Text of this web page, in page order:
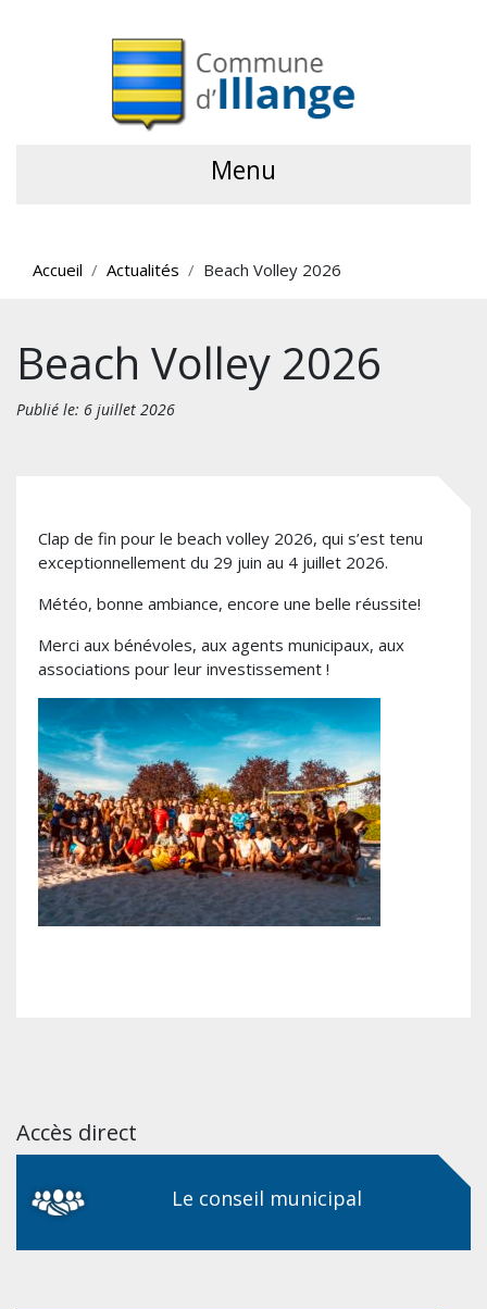
Menu
Accueil Actualités Beach Volley 2026
Beach Volley 2026
Publié le: 6 juillet 2026
Clap de fin pour le beach volley 2026, qui s’est tenu
exceptionnellement du 29 juin au 4 juillet 2026.
Météo, bonne ambiance, encore une belle réussite!
Merci aux bénévoles, aux agents municipaux, aux
associations pour leur investissement !
Accès direct
Le conseil municipal